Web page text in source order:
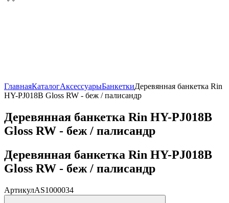
ГлавнаяКаталогАксессуарыБанкеткиДеревянная банкетка Rin
HY-PJ018B Gloss RW - беж / палисандр
Деревянная банкетка Rin HY-PJ018B
Gloss RW - беж / палисандр
Деревянная банкетка Rin HY-PJ018B
Gloss RW - беж / палисандр
АртикулAS1000034